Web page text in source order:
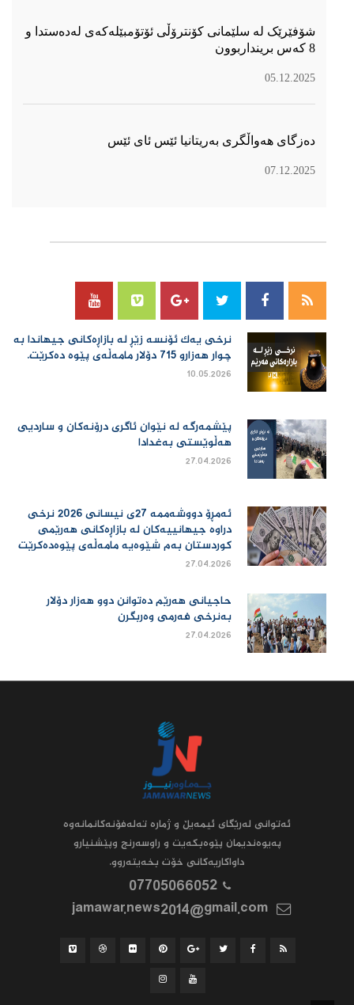
شۆفێرێک لە سلێمانی کۆنترۆڵی ئۆتۆمبێلەکەی لەدەستدا و
8 کەس برینداربوون
05.12.2025
دەزگای هەواڵگری بەریتانیا ئێس ئای ئێس
07.12.2025
نرخی یەك ئۆنسە زێڕ لە بازاڕەكانی جیهاندا بە
چوار هەزارو 715 دۆلار مامەڵەی پێوە دەكرێت.
10.05.2026
پێشمەرگە لە نێوان ئاگری درۆنەکان و ساردیی
هەڵوێستی بەغدادا
27.04.2026
ئەمڕۆ دووشەممە 27ی نیسانی 2026 نرخی
دراوە جیهانییەكان لە بازاڕەكانی هەرێمی
كوردستان بەم شێوەیە مامەڵەی پێوەدەكرێت
27.04.2026
حاجیانی هەرێم دەتوانن دوو هەزار دۆلار
بەنرخی فەرمی وەربگرن
27.04.2026
ئه‌توانى له‌رێگاى ئیمه‌یڵ و ژماره‌ ته‌له‌فۆنه‌کانمانه‌وه‌
په‌یوه‌ندیمان پێوه‌بکه‌یت و راوسه‌رنج وپێشنیارو
داواکاریه‌کانى خۆت بخه‌یته‌روو.
07705066052
jamawar.news2014@gmail.com